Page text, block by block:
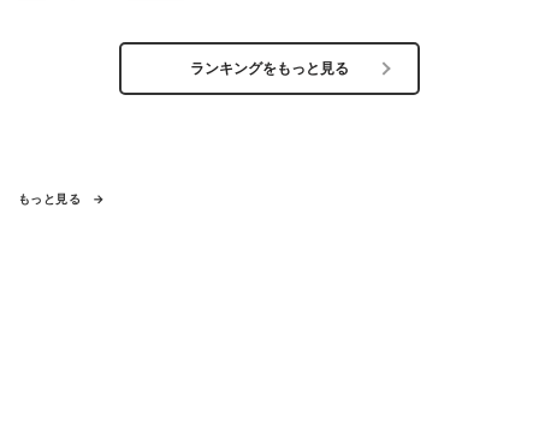
ランキングをもっと見る
もっと見る